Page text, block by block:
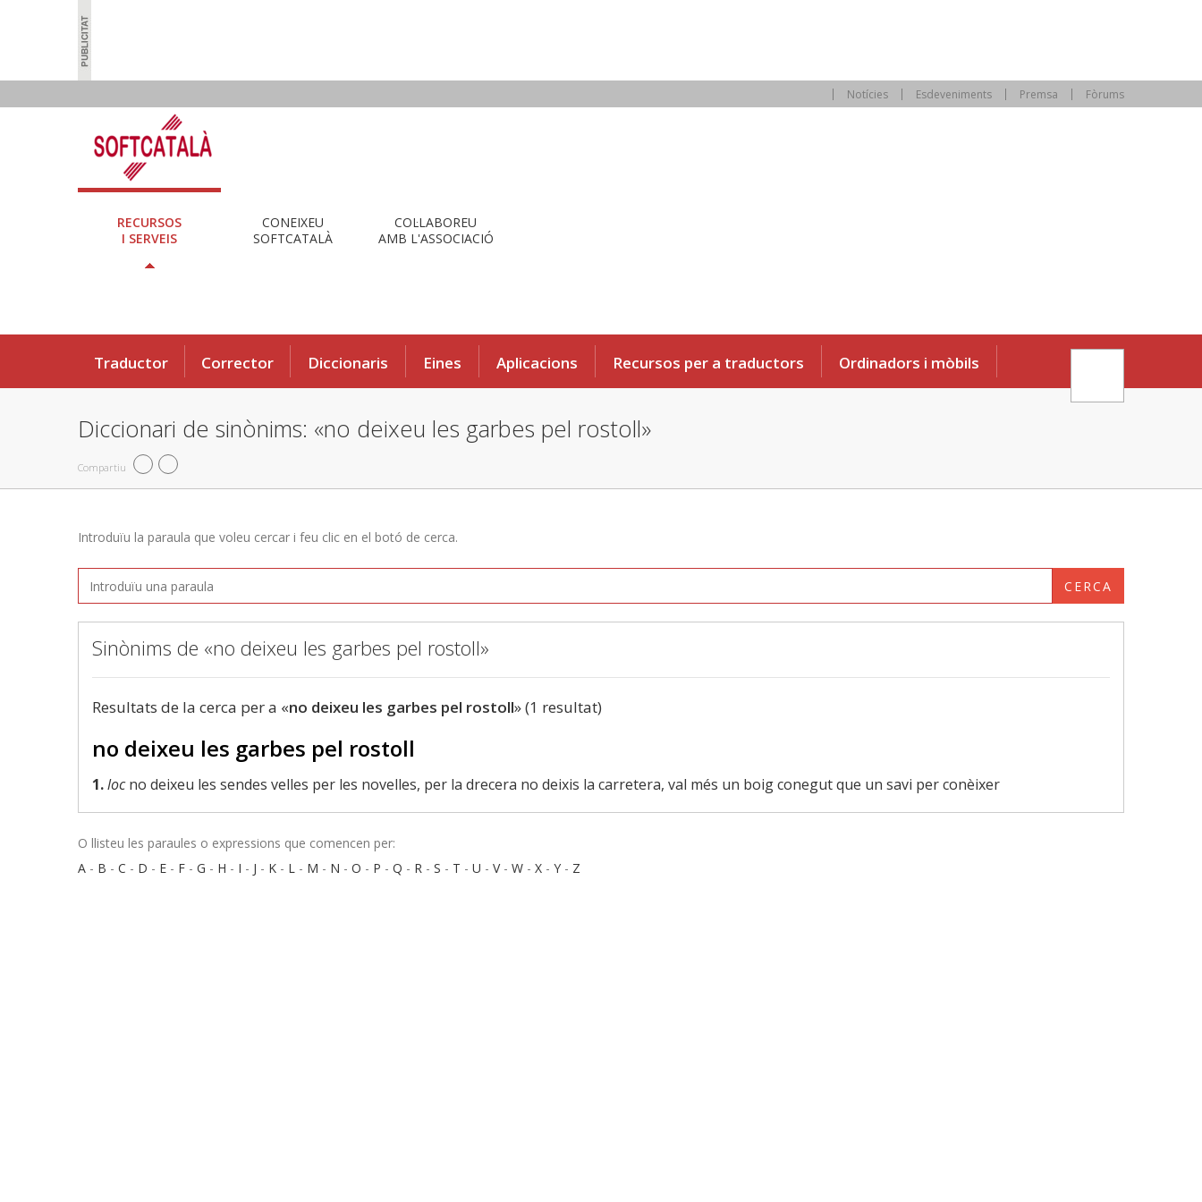
Notícies Esdeveniments Premsa Fòrums
RECURSOS
I SERVEIS
CONEIXEU
SOFTCATALÀ
COL·LABOREU
AMB L'ASSOCIACIÓ
Traductor Corrector Diccionaris Eines Aplicacions Recursos per a traductors Ordinadors i mòbils
Diccionari de sinònims: «no deixeu les garbes pel rostoll»
Compartiu
Introduïu la paraula que voleu cercar i feu clic en el botó de cerca.
CERCA
Sinònims de «no deixeu les garbes pel rostoll»
Resultats de la cerca per a «no deixeu les garbes pel rostoll» (1 resultat)
no deixeu les garbes pel rostoll
1.locno deixeu les sendes velles per les novelles, per la drecera no deixis la carretera, val més un boig conegut que un savi per conèixer
O llisteu les paraules o expressions que comencen per:
A - B - C - D - E - F - G - H - I - J - K - L - M - N - O - P - Q - R - S - T - U - V- W - X - Y - Z